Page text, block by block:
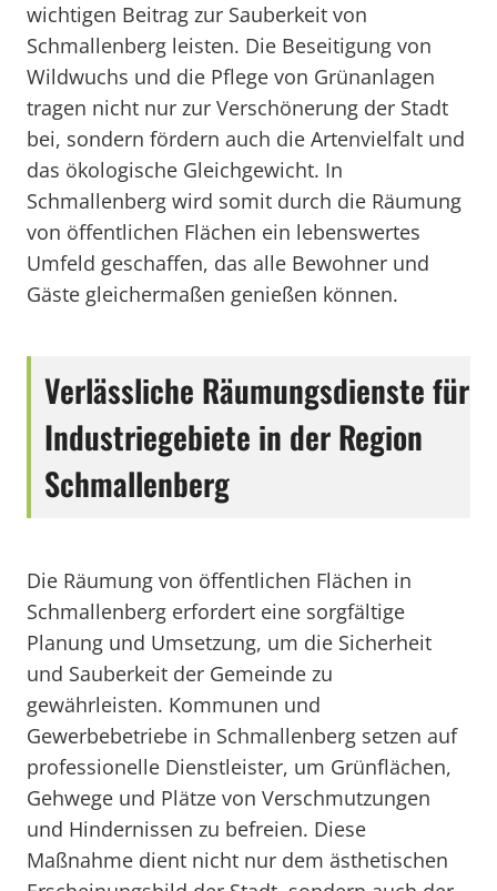
wichtigen Beitrag zur Sauberkeit von
Schmallenberg leisten. Die Beseitigung von
Wildwuchs und die Pflege von Grünanlagen
tragen nicht nur zur Verschönerung der Stadt
bei, sondern fördern auch die Artenvielfalt und
das ökologische Gleichgewicht. In
Schmallenberg wird somit durch die Räumung
von öffentlichen Flächen ein lebenswertes
Umfeld geschaffen, das alle Bewohner und
Gäste gleichermaßen genießen können.
Verlässliche Räumungsdienste für
Industriegebiete in der Region
Schmallenberg
Die Räumung von öffentlichen Flächen in
Schmallenberg erfordert eine sorgfältige
Planung und Umsetzung, um die Sicherheit
und Sauberkeit der Gemeinde zu
gewährleisten. Kommunen und
Gewerbebetriebe in Schmallenberg setzen auf
professionelle Dienstleister, um Grünflächen,
Gehwege und Plätze von Verschmutzungen
und Hindernissen zu befreien. Diese
Maßnahme dient nicht nur dem ästhetischen